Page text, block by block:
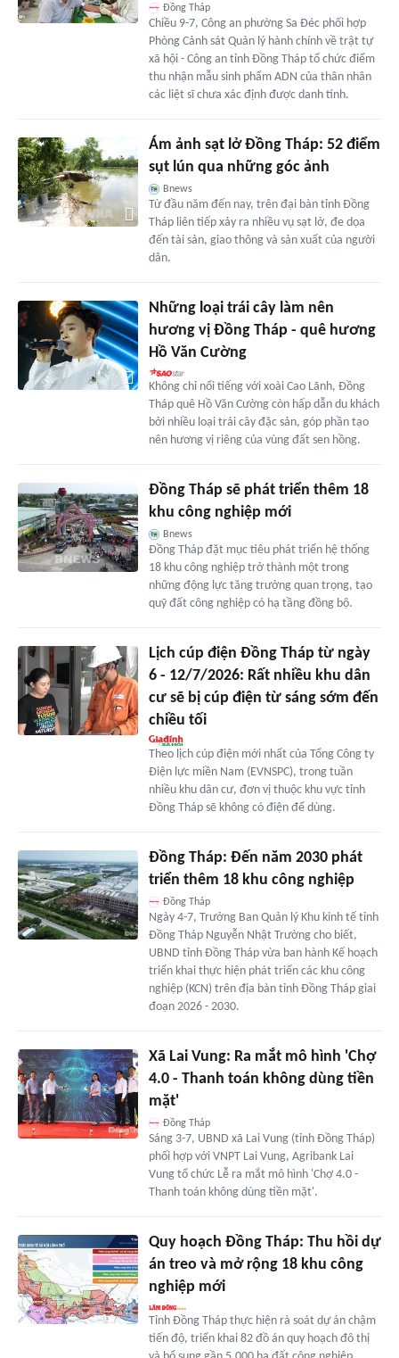
Đồng Tháp
Chiều 9-7, Công an phường Sa Đéc phối hợp
Phòng Cảnh sát Quản lý hành chính về trật tự
xã hội - Công an tỉnh Đồng Tháp tổ chức điểm
thu nhận mẫu sinh phẩm ADN của thân nhân
các liệt sĩ chưa xác định được danh tính.
Ám ảnh sạt lở Đồng Tháp: 52 điểm
sụt lún qua những góc ảnh
Bnews
Từ đầu năm đến nay, trên đại bàn tỉnh Đồng
Tháp liên tiếp xảy ra nhiều vụ sạt lở, đe dọa
đến tài sản, giao thông và sản xuất của người
dân.
Những loại trái cây làm nên
hương vị Đồng Tháp - quê hương
Hồ Văn Cường
Không chỉ nổi tiếng với xoài Cao Lãnh, Đồng
Tháp quê Hồ Văn Cường còn hấp dẫn du khách
bởi nhiều loại trái cây đặc sản, góp phần tạo
nên hương vị riêng của vùng đất sen hồng.
Đồng Tháp sẽ phát triển thêm 18
khu công nghiệp mới
Bnews
Đồng Tháp đặt mục tiêu phát triển hệ thống
18 khu công nghiệp trở thành một trong
những động lực tăng trưởng quan trọng, tạo
quỹ đất công nghiệp có hạ tầng đồng bộ.
Lịch cúp điện Đồng Tháp từ ngày
6 - 12/7/2026: Rất nhiều khu dân
cư sẽ bị cúp điện từ sáng sớm đến
chiều tối
Theo lịch cúp điện mới nhất của Tổng Công ty
Điện lực miền Nam (EVNSPC), trong tuần
nhiều khu dân cư, đơn vị thuộc khu vực tỉnh
Đồng Tháp sẽ không có điện để dùng.
Đồng Tháp: Đến năm 2030 phát
triển thêm 18 khu công nghiệp
Đồng Tháp
Ngày 4-7, Trưởng Ban Quản lý Khu kinh tế tỉnh
Đồng Tháp Nguyễn Nhật Trường cho biết,
UBND tỉnh Đồng Tháp vừa ban hành Kế hoạch
triển khai thực hiện phát triển các khu công
nghiệp (KCN) trên địa bàn tỉnh Đồng Tháp giai
đoạn 2026 - 2030.
Xã Lai Vung: Ra mắt mô hình 'Chợ
4.0 - Thanh toán không dùng tiền
mặt'
Đồng Tháp
Sáng 3-7, UBND xã Lai Vung (tỉnh Đồng Tháp)
phối hợp với VNPT Lai Vung, Agribank Lai
Vung tổ chức Lễ ra mắt mô hình 'Chợ 4.0 -
Thanh toán không dùng tiền mặt'.
Quy hoạch Đồng Tháp: Thu hồi dự
án treo và mở rộng 18 khu công
nghiệp mới
Tỉnh Đồng Tháp thực hiện rà soát dự án chậm
tiến độ, triển khai 82 đồ án quy hoạch đô thị